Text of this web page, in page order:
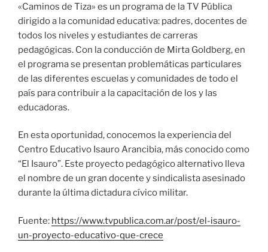
«Caminos de Tiza» es un programa de la TV Pública
dirigido a la comunidad educativa: padres, docentes de
todos los niveles y estudiantes de carreras
pedagógicas. Con la conducción de Mirta Goldberg, en
el programa se presentan problemáticas particulares
de las diferentes escuelas y comunidades de todo el
país para contribuir a la capacitación de los y las
educadoras.
En esta oportunidad, conocemos la experiencia del
Centro Educativo Isauro Arancibia, más conocido como
“El Isauro”. Este proyecto pedagógico alternativo lleva
el nombre de un gran docente y sindicalista asesinado
durante la última dictadura cívico militar.
Fuente: https://www.tvpublica.com.ar/post/el-isauro-
un-proyecto-educativo-que-crece